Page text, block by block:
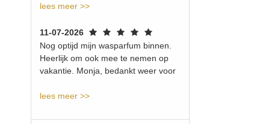
lees meer >>
11-07-2026
Nog optijd mijn wasparfum binnen.
Heerlijk om ook mee te nemen op
vakantie. Monja, bedankt weer voor
lees meer >>